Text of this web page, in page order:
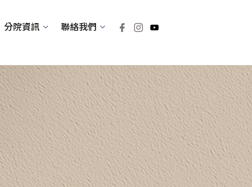
分院資訊 聯絡我們